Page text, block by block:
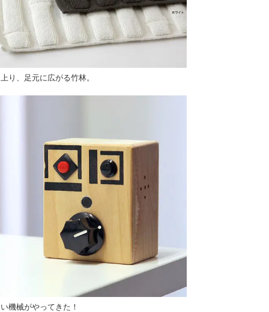
り、足元に広がる竹林。
機械がやってきた！